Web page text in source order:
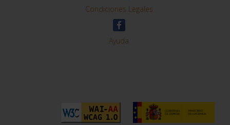
Condiciones Legales
Ayuda